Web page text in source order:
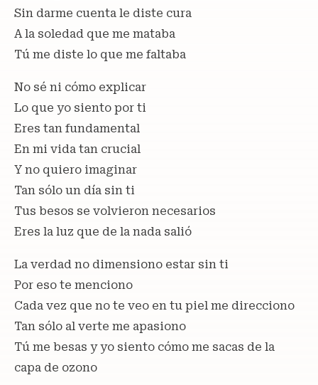
Sin darme cuenta le diste cura
A la soledad que me mataba
Tú me diste lo que me faltaba
No sé ni cómo explicar
Lo que yo siento por ti
Eres tan fundamental
En mi vida tan crucial
Y no quiero imaginar
Tan sólo un día sin ti
Tus besos se volvieron necesarios
Eres la luz que de la nada salió
La verdad no dimensiono estar sin ti
Por eso te menciono
Cada vez que no te veo en tu piel me direcciono
Tan sólo al verte me apasiono
Tú me besas y yo siento cómo me sacas de la
capa de ozono